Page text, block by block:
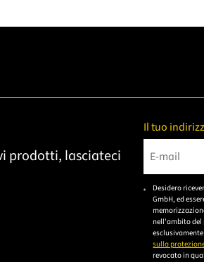
prodotti, lasciateci
Il tuo
Bitte
Desidero
GmbH, ed
nell'ambito del
sulla
revocato in